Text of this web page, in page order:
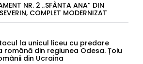
NR. 2 „SFÂNTA ANA” DIN
COMPLET MODERNIZAT
la unicul liceu cu predare
română din regiunea Odesa. Țoiu
din Ucraina